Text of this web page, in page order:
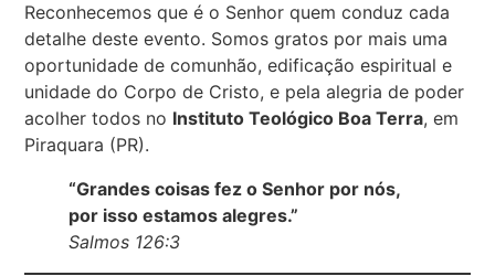
Reconhecemos que é o Senhor quem conduz cada
detalhe deste evento. Somos gratos por mais uma
oportunidade de comunhão, edificação espiritual e
unidade do Corpo de Cristo, e pela alegria de poder
acolher todos no Instituto Teológico Boa Terra, em
Piraquara (PR).
“Grandes coisas fez o Senhor por nós,
por isso estamos alegres.”
Salmos 126:3